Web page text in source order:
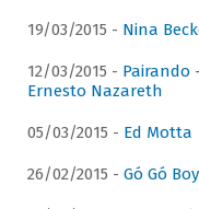
19/03/2015 - Nina
12/03/2015 - Pairando
Ernesto Nazareth
05/03/2015 - Ed Motta
26/02/2015 - Gó Gó